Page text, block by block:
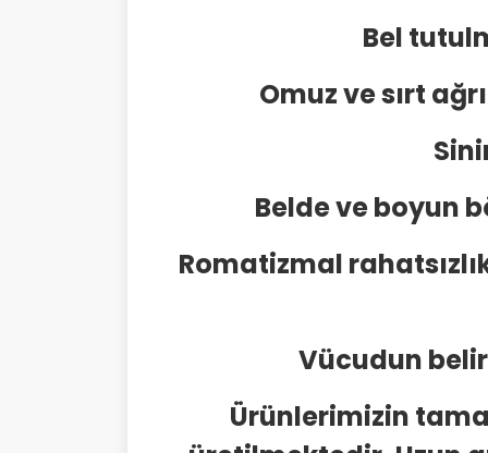
Bel
Omuz ve sırt
Belde ve boyun
Romatizmal
Vücudun
Ürünlerimizin